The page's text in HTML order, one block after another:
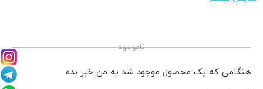
ناموجود
هنگامی که یک محصول موجود شد به من خبر بده